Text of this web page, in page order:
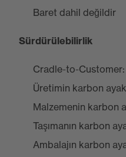
Baret dahil değildir
Sürdürülebilirlik
Cradle-to-Customer:
Üretimin karbon
Malzemenin karbon
Taşımanın karbon
Ambalajın karbon